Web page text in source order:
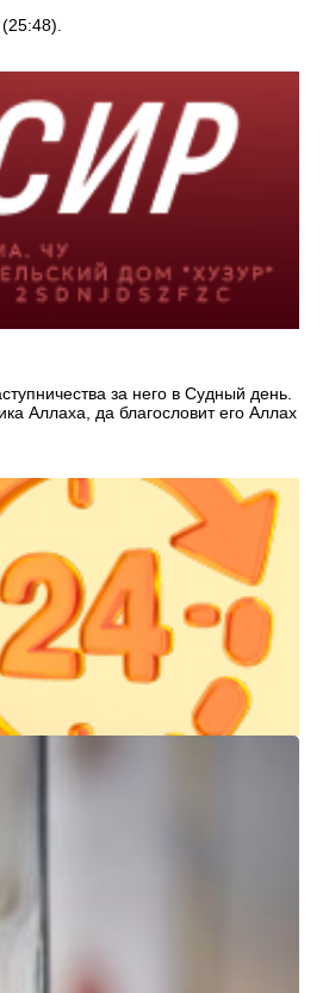
за него в Судный день.
Аллаха, да благословит его Аллах